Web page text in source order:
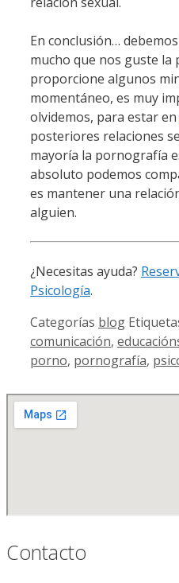
En conclusión…
mucho que nos guste
proporcione algunos
momentáneo, es muy
olvidemos, para estar en
posteriores relaciones
mayoría la pornografía
absoluto podemos
es mantener una
alguien.
¿Necesitas ayuda?
Psicología.
Categorías blog
comunicación,
porno, pornografía,
Contacto